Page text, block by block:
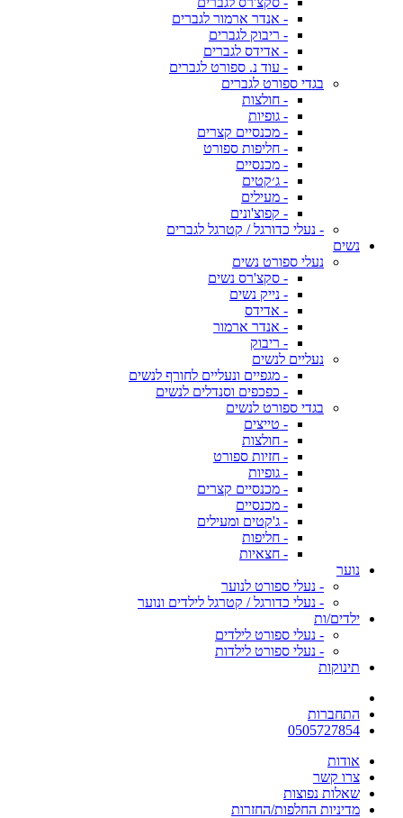
- אנדר ארמור לגברים
- ריבוק לגברים
- אדידס לגברים
- עוד נ. ספורט לגברים
בגדי ספורט לגברים
- חולצות
- גופיות
- מכנסיים קצרים
- חליפות ספורט
- מכנסיים
- ג׳קטים
- מעילים
- קפוצ'ונים
- נעלי כדורגל / קטרגל לגברים
נשים
נעלי ספורט נשים
- סקצ'רס נשים
- נייק נשים
- אדידס
- אנדר ארמור
- ריבוק
נעליים לנשים
- מגפיים ונעליים לחורף לנשים
- כפכפים וסנדלים לנשים
בגדי ספורט לנשים
- טייצים
- חולצות
- חזיות ספורט
- גופיות
- מכנסיים קצרים
- מכנסיים
- ג'קטים ומעילים
- חליפות
- חצאיות
נוער
- נעלי ספורט לנוער
- נעלי כדורגל / קטרגל לילדים ונוער
ילדים/ות
- נעלי ספורט לילדים
- נעלי ספורט לילדות
תינוקות
התחברות
0505727854
אודות
צרו קשר
שאלות נפוצות
מדיניות החלפות/החזרות